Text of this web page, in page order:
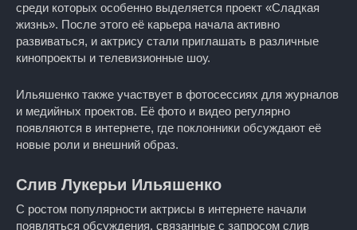
среди которых особенно выделяется проект «Сладкая
жизнь». После этого её карьера начала активно
развиваться, и актрису стали приглашать в различные
кинопроекты и телевизионные шоу.
Ильяшенко также участвует в фотосессиях для журналов
и медийных проектов. Её фото и видео регулярно
появляются в интернете, где поклонники обсуждают её
новые роли и внешний образ.
Слив Лукерьи Ильяшенко
С ростом популярности актрисы в интернете начали
появляться обсуждения, связанные с запросом слив